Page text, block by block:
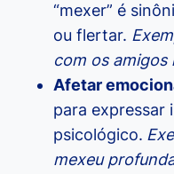
“mexer” é
ou flertar.
com os amigos
Afetar
para expressar
psicológico.
mexeu